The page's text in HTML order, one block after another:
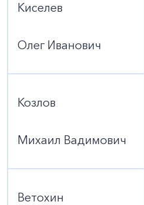
Заказать обратный звонок
Киселев
Олег Иванович
Козлов
Михаил Вадимович
Ветохин